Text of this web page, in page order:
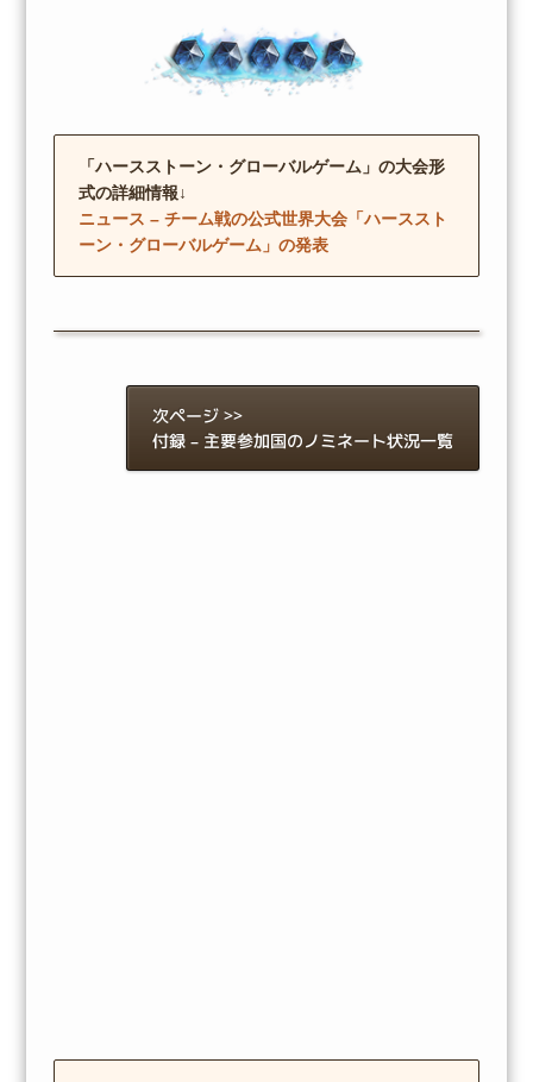
「ハースストーン・グローバルゲーム」の大会形
式の詳細情報↓
ニュース – チーム戦の公式世界大会「ハーススト
ーン・グローバルゲーム」の発表
次ページ >>
付録 – 主要参加国のノミネート状況一覧